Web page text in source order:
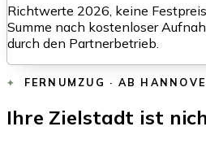
Richtwerte 2026, keine
Summe nach kostenloser
durch den Partnerbetrieb.
FERNUMZUG · AB
Ihre Zielstadt ist